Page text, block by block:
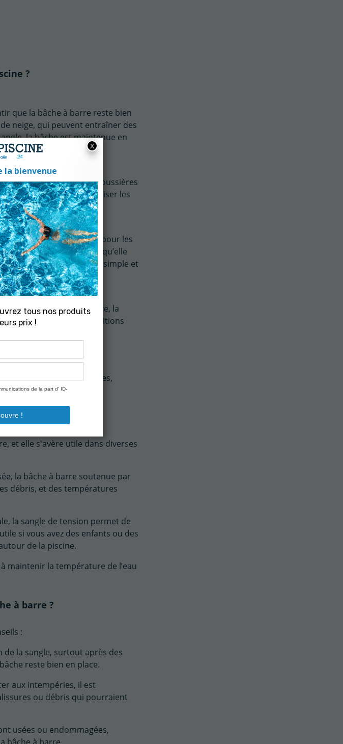
?
que la bâche à barre reste bien
neige, qui peuvent entraîner des
la bâche est maintenue en
les feuilles, branches, poussières
l’eau propre et à minimiser les
pratique pour les
et de la tendre pour qu’elle
qui rend son utilisation simple et
variations de température, la
pour résister aux conditions
périodes.
ajustée pour s'adapter à
hors-sol et enterrées,
et elle s'avère utile dans diverses
la bâche à barre soutenue par
débris, et des températures
la sangle de tension permet de
si vous avez des enfants ou des
de la piscine.
maintenir la température de l’eau
à barre ?
:
la sangle, surtout après des
reste bien en place.
aux intempéries, il est
ou débris qui pourraient
usées ou endommagées,